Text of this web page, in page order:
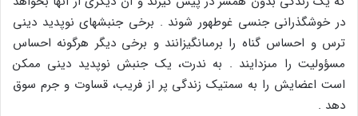
در خوش‏گذرانى جنسى غوطه‏ور شوند . برخى جنبش‏هاى نوپدید دینى
ترس و احساس گناه را برمى‏انگیزانند و برخى دیگر هرگونه احساس
مسؤولیت را مى‏زدایند . به ندرت، یک جنبش نوپدید دینى ممکن
است اعضایش را به سمت‏یک زندگى پر از فریب، قساوت و جرم سوق
دهد .